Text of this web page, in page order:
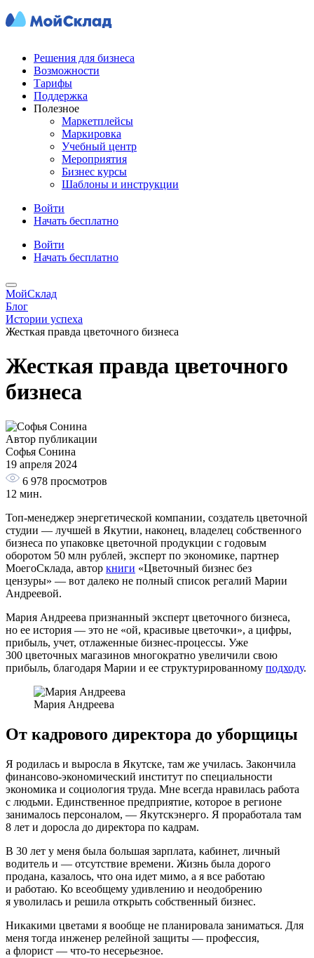
Решения для бизнеса
Возможности
Тарифы
Поддержка
Полезное
Маркетплейсы
Маркировка
Учебный центр
Мероприятия
Бизнес курсы
Шаблоны и инструкции
Войти
Начать бесплатно
Войти
Начать бесплатно
МойСклад
Блог
Истории успеха
Жесткая правда цветочного бизнеса
Жесткая правда цветочного
бизнеса
Автор публикации
Софья Сонина
19 апреля 2024
6 978 просмотров
12 мин.
Топ‑менеджер энергетической компании, создатель цветочной
студии — лучшей в Якутии, наконец, владелец собственного
бизнеса по упаковке цветочной продукции с годовым
оборотом 50 млн рублей, эксперт по экономике, партнер
МоегоСклада, автор книги «Цветочный бизнес без
цензуры» — вот далеко не полный список регалий Марии
Андреевой.
Мария Андреева признанный эксперт цветочного бизнеса,
но ее история — это не «ой, красивые цветочки», а цифры,
прибыль, учет, отлаженные бизнес-процессы. Уже
300 цветочных магазинов многократно увеличили свою
прибыль, благодаря Марии и ее структурированному подходу.
Мария Андреева
От кадрового директора до уборщицы
Я родилась и выросла в Якутске, там же училась. Закончила
финансово-экономический институт по специальности
экономика и социология труда. Мне всегда нравилась работа
с людьми. Единственное предприятие, которое в регионе
занималось персоналом, — Якутскэнерго. Я проработала там
8 лет и доросла до директора по кадрам.
В 30 лет у меня была большая зарплата, кабинет, личный
водитель и — отсутствие времени. Жизнь была дорого
продана, казалось, что она идет мимо, а я все работаю
и работаю. Ко всеобщему удивлению и неодобрению
я уволилась и решила открыть собственный бизнес.
Никакими цветами я вообще не планировала заниматься. Для
меня тогда инженер релейной защиты — профессия,
а флорист — что‑то несерьезное.